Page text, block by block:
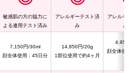
敏感肌の方の協力に
よる連用テスト済み
アレルギーテスト済
み
アレルギ
み
7,150円/30ml
顔全体使用：45日分
14,850円/20g
1部位使用で約4ヶ月
4,950
顔全体使